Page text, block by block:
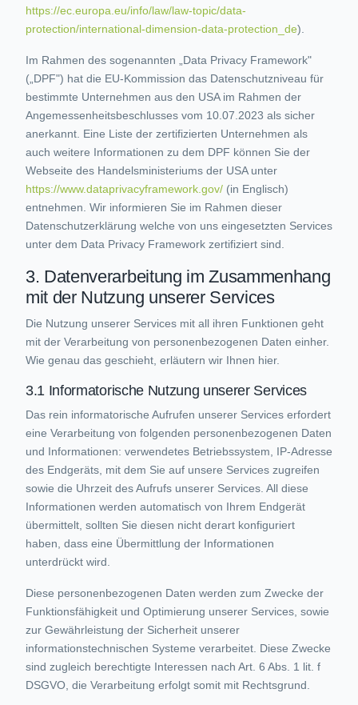
https://ec.europa.eu/info/law/law-topic/data-
protection/international-dimension-data-protection_de).
Im Rahmen des sogenannten „Data Privacy Framework"
(„DPF") hat die EU-Kommission das Datenschutzniveau für
bestimmte Unternehmen aus den USA im Rahmen der
Angemessenheitsbeschlusses vom 10.07.2023 als sicher
anerkannt. Eine Liste der zertifizierten Unternehmen als
auch weitere Informationen zu dem DPF können Sie der
Webseite des Handelsministeriums der USA unter
https://www.dataprivacyframework.gov/ (in Englisch)
entnehmen. Wir informieren Sie im Rahmen dieser
Datenschutzerklärung welche von uns eingesetzten Services
unter dem Data Privacy Framework zertifiziert sind.
3. Datenverarbeitung im Zusammenhang
mit der Nutzung unserer Services
Die Nutzung unserer Services mit all ihren Funktionen geht
mit der Verarbeitung von personenbezogenen Daten einher.
Wie genau das geschieht, erläutern wir Ihnen hier.
3.1 Informatorische Nutzung unserer Services
Das rein informatorische Aufrufen unserer Services erfordert
eine Verarbeitung von folgenden personenbezogenen Daten
und Informationen: verwendetes Betriebssystem, IP-Adresse
des Endgeräts, mit dem Sie auf unsere Services zugreifen
sowie die Uhrzeit des Aufrufs unserer Services. All diese
Informationen werden automatisch von Ihrem Endgerät
übermittelt, sollten Sie diesen nicht derart konfiguriert
haben, dass eine Übermittlung der Informationen
unterdrückt wird.
Diese personenbezogenen Daten werden zum Zwecke der
Funktionsfähigkeit und Optimierung unserer Services, sowie
zur Gewährleistung der Sicherheit unserer
informationstechnischen Systeme verarbeitet. Diese Zwecke
sind zugleich berechtigte Interessen nach Art. 6 Abs. 1 lit. f
DSGVO, die Verarbeitung erfolgt somit mit Rechtsgrund.